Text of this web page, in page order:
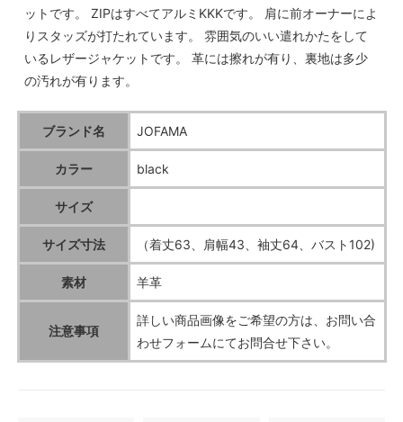
ットです。 ZIPはすべてアルミKKKです。 肩に前オーナーによ
りスタッズが打たれています。 雰囲気のいい遣れかたをして
いるレザージャケットです。 革には擦れが有り、裏地は多少
の汚れが有ります。
ブランド名 JOFAMA
カラー black
サイズ
サイズ寸法 （着丈63、肩幅43、袖丈64、バスト102)
素材 羊革
注意事項
詳しい商品画像をご希望の方は、お問い合
わせフォームにてお問合せ下さい。